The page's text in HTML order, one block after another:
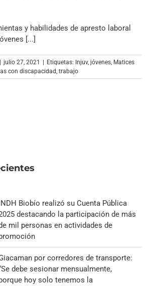
y habilidades de apresto laboral
[...]
julio 27, 2021 Etiquetas: Injuv, jóvenes, Matices
con discapacidad, trabajo
Biobío realizó su Cuenta Pública
destacando la participación de más
mil personas en actividades de
por corredores de transporte:
debe sesionar mensualmente,
hoy solo tenemos la